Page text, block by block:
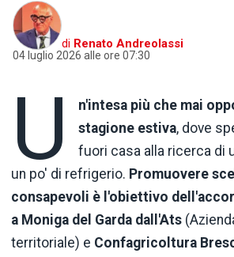
di Renato Andreolassi
04 luglio 2026 alle ore 07:30
U n'intesa più che mai
stagione estiva, dove
fuori casa alla ricerca di
un po' di refrigerio. Promuovere
consapevoli è l'obiettivo
a Moniga del Garda dall'Ats
territoriale) e Confagricoltura